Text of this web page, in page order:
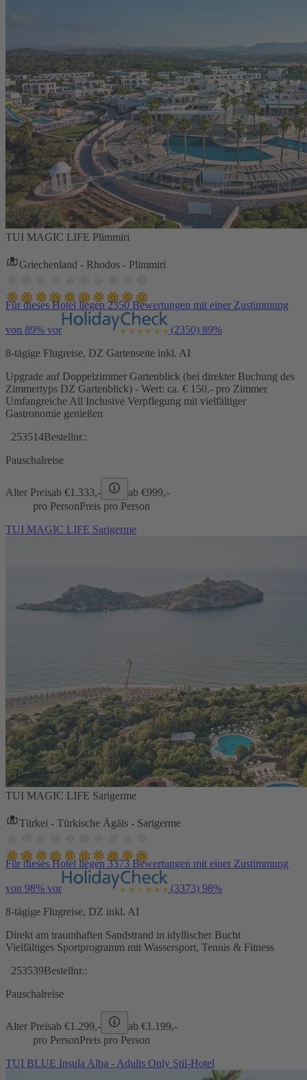
TUI MAGIC LIFE Plimmiri
Griechenland - Rhodos - Plimmiri
Für dieses Hotel liegen 2350 Bewertungen mit einer Zustimmung
von 89% vor (2350) 89%
8-tägige Flugreise, DZ Gartenseite inkl. AI
Upgrade auf Doppelzimmer Gartenblick (bei direkter Buchung des
Zimmertyps DZ Gartenblick) - Wert: ca. € 150,- pro Zimmer
Umfangreiche All Inclusive Verpflegung mit vielfältiger
Gastronomie genießen
253514Bestellnr.:
Pauschalreise
Alter Preisab €1.333,- ab €999,-
pro PersonPreis pro Person
TUI MAGIC LIFE Sarigerme
TUI MAGIC LIFE Sarigerme
Türkei - Türkische Ägäis - Sarigerme
Für dieses Hotel liegen 3373 Bewertungen mit einer Zustimmung
von 98% vor (3373) 98%
8-tägige Flugreise, DZ inkl. AI
Direkt am traumhaften Sandstrand in idyllischer Bucht
Vielfältiges Sportprogramm mit Wassersport, Tennis & Fitness
253539Bestellnr.:
Pauschalreise
Alter Preisab €1.299,- ab €1.199,-
pro PersonPreis pro Person
TUI BLUE Insula Alba - Adults Only Stil-Hotel